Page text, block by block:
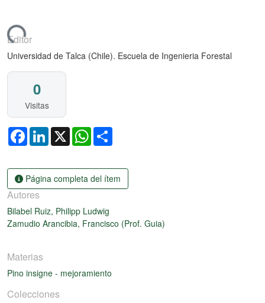
Editor
Universidad de Talca (Chile). Escuela de Ingenieria Forestal
0
Visitas
FacebookLinkedIn
X WhatsApp
Página completa del ítem
Autores
Bilabel Ruiz, Philipp Ludwig
Zamudio Arancibia, Francisco (Prof. Guia)
Materias
Pino insigne - mejoramiento
Colecciones